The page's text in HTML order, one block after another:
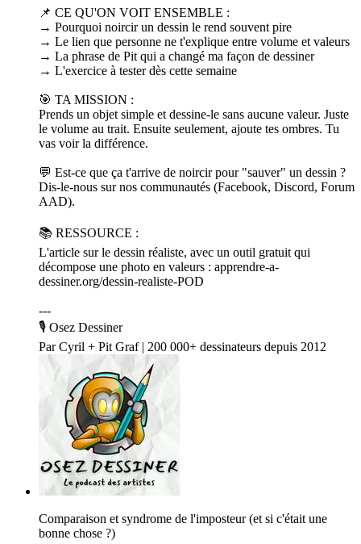
📌 CE QU'ON VOIT ENSEMBLE :
→ Pourquoi noircir un dessin le rend souvent pire
→ Le lien que personne ne t'explique entre volume et valeurs
→ La phrase de Pit qui a changé ma façon de dessiner
→ L'exercice à tester dès cette semaine
🎯 TA MISSION :
Prends un objet simple et dessine-le sans aucune valeur. Juste
le volume au trait. Ensuite seulement, ajoute tes ombres. Tu
vas voir la différence.
💬 Est-ce que ça t'arrive de noircir pour "sauver" un dessin ?
Dis-le-nous sur nos communautés (Facebook, Discord, Forum
AAD).
📚 RESSOURCE :
L'article sur le dessin réaliste, avec un outil gratuit qui
décompose une photo en valeurs : apprendre-a-
dessiner.org/dessin-realiste-POD
---
🎙️ Osez Dessiner
Par Cyril + Pit Graf | 200 000+ dessinateurs depuis 2012
Comparaison et syndrome de l'imposteur (et si c'était une
bonne chose ?)